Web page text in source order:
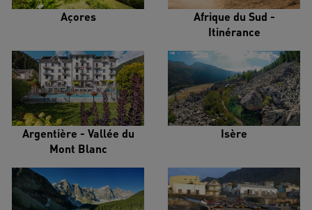
Açores
Afrique du Sud -
Itinérance
Argentière - Vallée du
Mont Blanc
Isère